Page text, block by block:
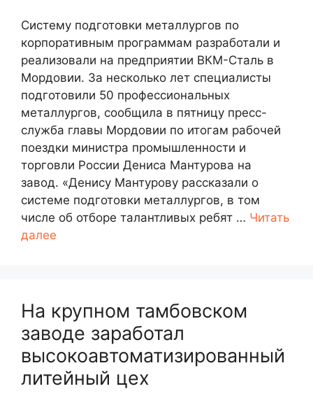
Систему подготовки металлургов по
корпоративным программам разработали и
реализовали на предприятии ВКМ-Сталь в
Мордовии. За несколько лет специалисты
подготовили 50 профессиональных
металлургов, сообщила в пятницу пресс-
служба главы Мордовии по итогам рабочей
поездки министра промышленности и
торговли России Дениса Мантурова на
завод. «Денису Мантурову рассказали о
системе подготовки металлургов, в том
числе об отборе талантливых ребят … Читать
далее
На крупном тамбовском
заводе заработал
высокоавтоматизированный
литейный цех